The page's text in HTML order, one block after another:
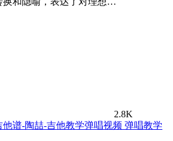
2.8K
弹唱教学